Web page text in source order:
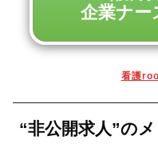
企業ナー
看護
“非公開求人”の